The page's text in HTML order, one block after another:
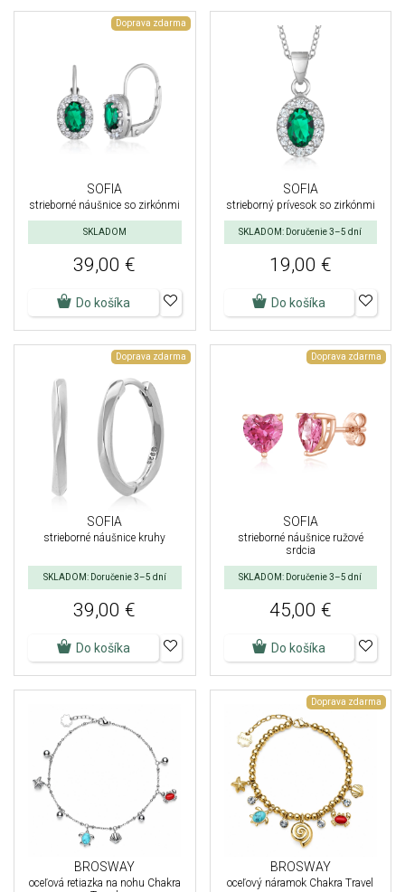
Doprava zdarma
SOFIA
strieborné náušnice so zirkónmi
SKLADOM
39,00 €
Do košíka
SOFIA
strieborný prívesok so zirkónmi
SKLADOM: Doručenie 3–5 dní
19,00 €
Do košíka
Doprava zdarma
SOFIA
strieborné náušnice kruhy
SKLADOM: Doručenie 3–5 dní
39,00 €
Do košíka
Doprava zdarma
SOFIA
strieborné náušnice ružové
srdcia
SKLADOM: Doručenie 3–5 dní
45,00 €
Do košíka
BROSWAY
oceľová retiazka na nohu Chakra
Doprava zdarma
BROSWAY
oceľový náramok Chakra Travel